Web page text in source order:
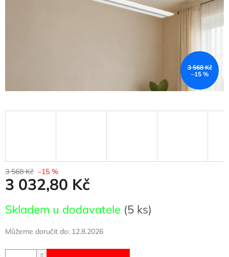
3 568 Kč
–15 %
3 568 Kč –15 %
3 032,80 Kč
cena:
Skladem u dodavatele (5 ks)
Můžeme doručit do: 12.8.2026